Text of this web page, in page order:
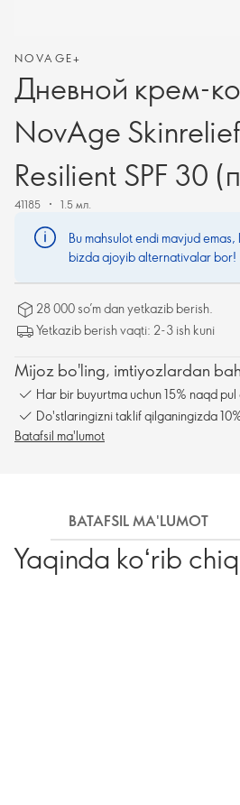
NOVAGE+
Дневной крем-
NovAge
Resilient SPF 30
41185 1.5 мл.
Bu mahsulot endi mavjud
bizda ajoyib alternativalar bor!
28 000 so’m dan yetkazib berish.
Yetkazib berish vaqti: 2-3 ish kuni
Mijoz bo'ling, imtiyozlardan
Har bir buyurtma uchun 15% naqd
Do'stlaringizni taklif qilganingizda
Batafsil ma'lumot
BATAFSIL MA'LUMOT
Yaqinda koʻrib